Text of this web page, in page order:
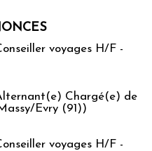
voyages H/F -
Chargé(e) de
Evry (91))
voyages H/F -